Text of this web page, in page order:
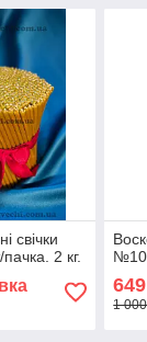
свічки
2 кг.
649
1